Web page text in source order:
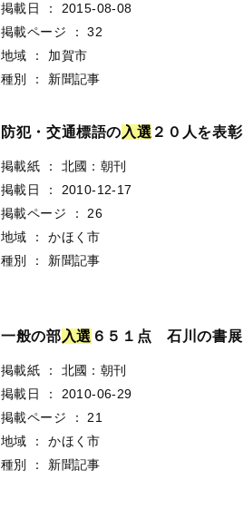
掲載日
：
2015-08-08
掲載ページ
：
32
地域
：
加賀市
種別
： 新聞記事
防犯・交通標語の 入選 ２０人を表彰
掲載紙 ：
北國：朝刊
掲載日
：
2010-12-17
掲載ページ
：
26
地域
：
かほく市
種別
： 新聞記事
一般の部 入選 ６５１点 石川の書展
掲載紙 ：
北國：朝刊
掲載日
：
2010-06-29
掲載ページ
：
21
地域
：
かほく市
種別
： 新聞記事